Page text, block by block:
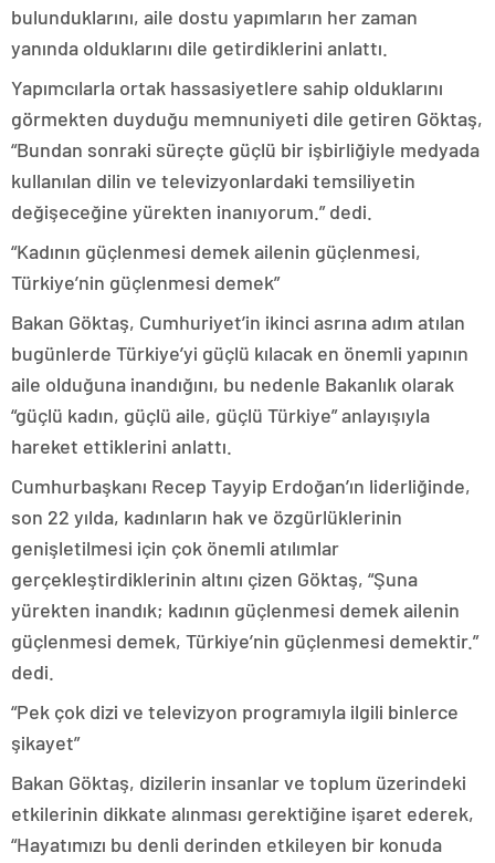
bulunduklarını, aile dostu yapımların her zaman
yanında olduklarını dile getirdiklerini anlattı.
Yapımcılarla ortak hassasiyetlere sahip olduklarını
görmekten duyduğu memnuniyeti dile getiren Göktaş,
“Bundan sonraki süreçte güçlü bir işbirliğiyle medyada
kullanılan dilin ve televizyonlardaki temsiliyetin
değişeceğine yürekten inanıyorum.” dedi.
“Kadının güçlenmesi demek ailenin güçlenmesi,
Türkiye’nin güçlenmesi demek”
Bakan Göktaş, Cumhuriyet’in ikinci asrına adım atılan
bugünlerde Türkiye’yi güçlü kılacak en önemli yapının
aile olduğuna inandığını, bu nedenle Bakanlık olarak
“güçlü kadın, güçlü aile, güçlü Türkiye” anlayışıyla
hareket ettiklerini anlattı.
Cumhurbaşkanı Recep Tayyip Erdoğan’ın liderliğinde,
son 22 yılda, kadınların hak ve özgürlüklerinin
genişletilmesi için çok önemli atılımlar
gerçekleştirdiklerinin altını çizen Göktaş, “Şuna
yürekten inandık; kadının güçlenmesi demek ailenin
güçlenmesi demek, Türkiye’nin güçlenmesi demektir.”
dedi.
“Pek çok dizi ve televizyon programıyla ilgili binlerce
şikayet”
Bakan Göktaş, dizilerin insanlar ve toplum üzerindeki
etkilerinin dikkate alınması gerektiğine işaret ederek,
“Hayatımızı bu denli derinden etkileyen bir konuda